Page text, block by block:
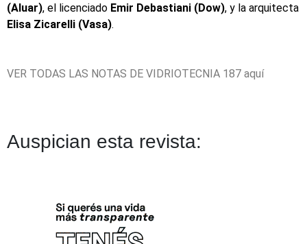
(Aluar), el licenciado Emir Debastiani (Dow), y la arquitecta
Elisa Zicarelli (Vasa).
VER TODAS LAS NOTAS DE VIDRIOTECNIA 187 aquí
Auspician esta revista: